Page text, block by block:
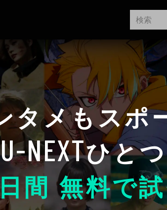
タメもスポ
U-NEXTひと
間 無料で